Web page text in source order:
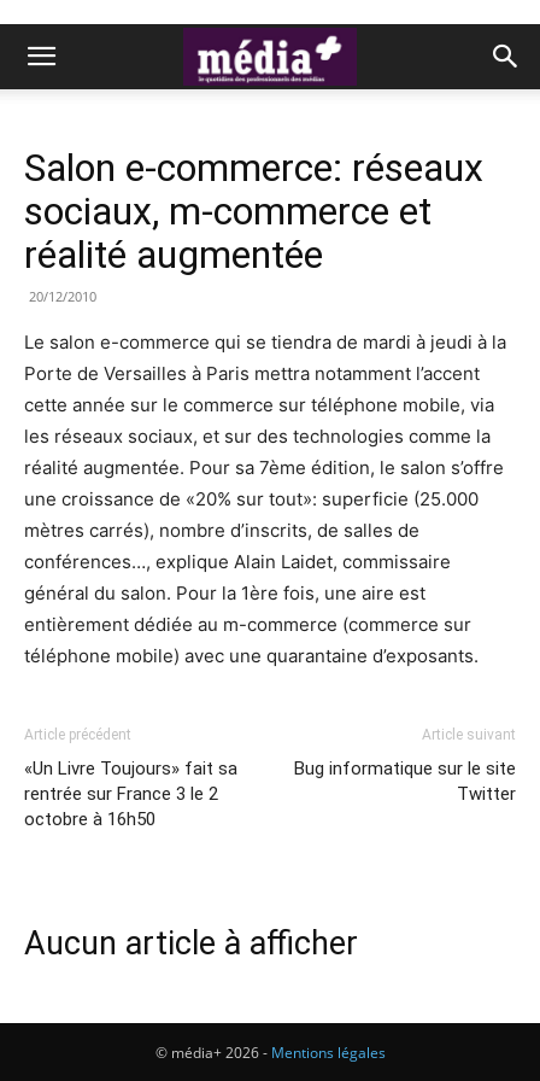
Salon e-commerce: réseaux
sociaux, m-commerce et
réalité augmentée
20/12/2010
Le salon e-commerce qui se tiendra de mardi à jeudi à la
Porte de Versailles à Paris mettra notamment l’accent
cette année sur le commerce sur téléphone mobile, via
les réseaux sociaux, et sur des technologies comme la
réalité augmentée. Pour sa 7ème édition, le salon s’offre
une croissance de «20% sur tout»: superficie (25.000
mètres carrés), nombre d’inscrits, de salles de
conférences…, explique Alain Laidet, commissaire
général du salon. Pour la 1ère fois, une aire est
entièrement dédiée au m-commerce (commerce sur
téléphone mobile) avec une quarantaine d’exposants.
Article précédent
«Un Livre Toujours» fait sa
rentrée sur France 3 le 2
octobre à 16h50
Article suivant
Bug informatique sur le site
Twitter
Aucun article à afficher
© média+ 2026 - Mentions légales